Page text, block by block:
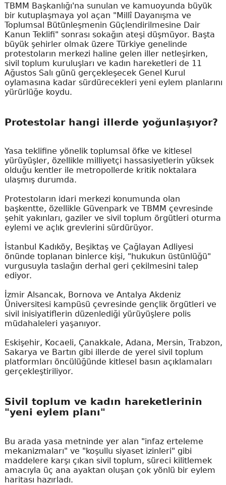
TBMM Başkanlığı'na sunulan ve kamuoyunda büyük
bir kutuplaşmaya yol açan "Millî Dayanışma ve
Toplumsal Bütünleşmenin Güçlendirilmesine Dair
Kanun Teklifi" sonrası sokağın ateşi düşmüyor. Başta
büyük şehirler olmak üzere Türkiye genelinde
protestoların merkezi haline gelen iller netleşirken,
sivil toplum kuruluşları ve kadın hareketleri de 11
Ağustos Salı günü gerçekleşecek Genel Kurul
oylamasına kadar sürdürecekleri yeni eylem planlarını
yürürlüğe koydu.
Protestolar hangi illerde yoğunlaşıyor?
Yasa teklifine yönelik toplumsal öfke ve kitlesel
yürüyüşler, özellikle milliyetçi hassasiyetlerin yüksek
olduğu kentler ile metropollerde kritik noktalara
ulaşmış durumda.
Protestoların idari merkezi konumunda olan
başkentte, özellikle Güvenpark ve TBMM çevresinde
şehit yakınları, gaziler ve sivil toplum örgütleri oturma
eylemi ve açlık grevlerini sürdürüyor.
İstanbul Kadıköy, Beşiktaş ve Çağlayan Adliyesi
önünde toplanan binlerce kişi, "hukukun üstünlüğü"
vurgusuyla taslağın derhal geri çekilmesini talep
ediyor.
İzmir Alsancak, Bornova ve Antalya Akdeniz
Üniversitesi kampüsü çevresinde gençlik örgütleri ve
sivil inisiyatiflerin düzenlediği yürüyüşlere polis
müdahaleleri yaşanıyor.
Eskişehir, Kocaeli, Çanakkale, Adana, Mersin, Trabzon,
Sakarya ve Bartın gibi illerde de yerel sivil toplum
platformları öncülüğünde kitlesel basın açıklamaları
gerçekleştiriliyor.
Sivil toplum ve kadın hareketlerinin
"yeni eylem planı"
Bu arada yasa metninde yer alan "infaz erteleme
mekanizmaları" ve "koşullu siyaset izinleri" gibi
maddelere karşı çıkan sivil toplum, süreci kilitlemek
amacıyla üç ana ayaktan oluşan çok yönlü bir eylem
haritası hazırladı.